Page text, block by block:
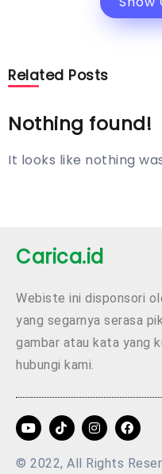
Related Posts
Nothing found!
It looks like nothing
Carica.id
Webiste ini disponsori
yang segarnya serasa
gambar atau kata yang
hubungi kami.
© 2022, All Rights